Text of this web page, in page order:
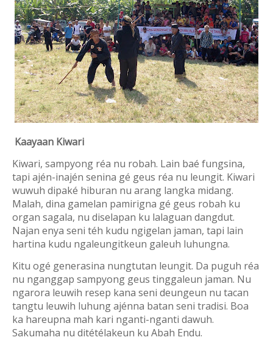
Kaayaan Kiwari
Kiwari, sampyong réa nu robah. Lain baé fungsina,
tapi ajén-inajén senina gé geus réa nu leungit. Kiwari
wuwuh dipaké hiburan nu arang langka midang.
Malah, dina gamelan pamirigna gé geus robah ku
organ sagala, nu diselapan ku lalaguan dangdut.
Najan enya seni téh kudu ngigelan jaman, tapi lain
hartina kudu ngaleungitkeun galeuh luhungna.
Kitu ogé generasina nungtutan leungit. Da puguh réa
nu nganggap sampyong geus tinggaleun jaman. Nu
ngarora leuwih resep kana seni deungeun nu tacan
tangtu leuwih luhung ajénna batan seni tradisi. Boa
ka hareupna mah kari nganti-nganti dawuh.
Sakumaha nu ditétélakeun ku Abah Endu.